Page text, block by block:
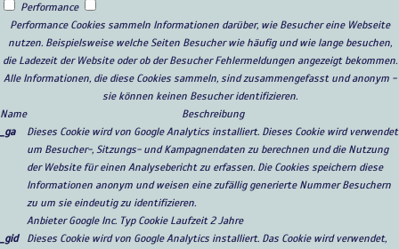
Performance
Performance Cookies sammeln Informationen darüber, wie Besucher eine Webseite
nutzen. Beispielsweise welche Seiten Besucher wie häufig und wie lange besuchen,
die Ladezeit der Website oder ob der Besucher Fehlermeldungen angezeigt bekommen.
Alle Informationen, die diese Cookies sammeln, sind zusammengefasst und anonym -
sie können keinen Besucher identifizieren.
Name
Beschreibung
_ga
Dieses Cookie wird von Google Analytics installiert. Dieses Cookie wird verwendet
um Besucher-, Sitzungs- und Kampagnendaten zu berechnen und die Nutzung
der Website für einen Analysebericht zu erfassen. Die Cookies speichern diese
Informationen anonym und weisen eine zufällig generierte Nummer Besuchern
zu um sie eindeutig zu identifizieren.
Anbieter Google Inc. Typ Cookie Laufzeit 2 Jahre
_gid
Dieses Cookie wird von Google Analytics installiert. Das Cookie wird verwendet,